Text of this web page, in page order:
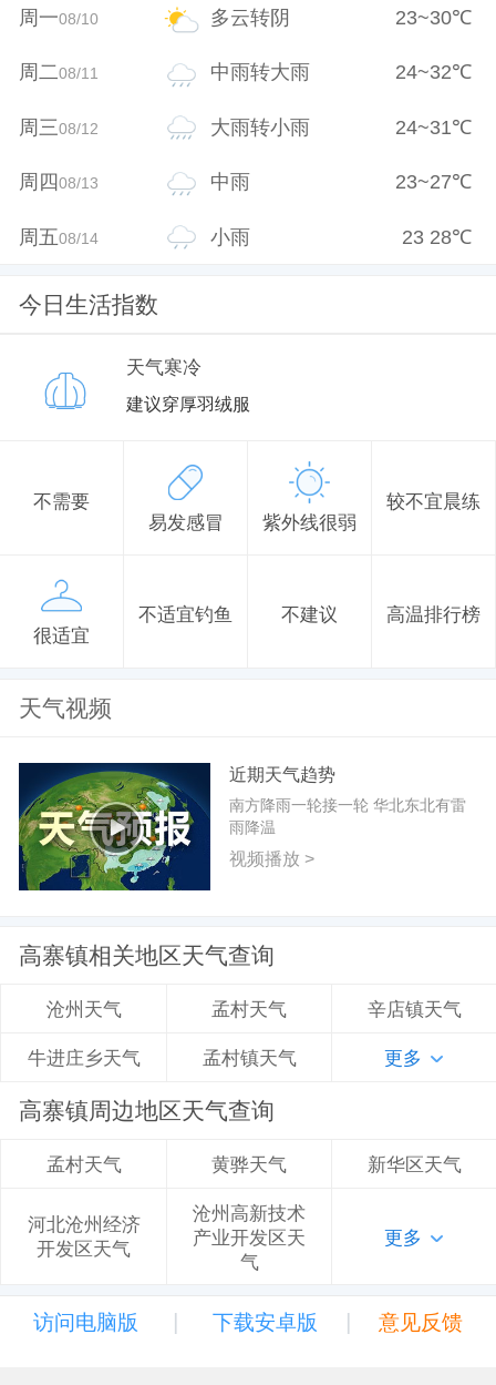
周一08/10 多云转阴 23~30℃
周二08/11 中雨转大雨 24~32℃
周三08/12 大雨转小雨 24~31℃
周四08/13 中雨 23~27℃
周五08/14 小雨 23 28℃
今日生活指数
天气寒冷
建议穿厚羽绒服
不需要
易发感冒
紫外线很弱
较不宜晨练
很适宜
不适宜钓鱼 不建议 高温排行榜
天气视频
近期天气趋势
南方降雨一轮接一轮 华北东北有雷
雨降温
视频播放 >
高寨镇相关地区天气查询
沧州天气 孟村天气 辛店镇天气
牛进庄乡天气 孟村镇天气 更多
高寨镇周边地区天气查询
孟村天气 黄骅天气 新华区天气
河北沧州经济
开发区天气
沧州高新技术
产业开发区天
气
更多
访问电脑版 | 下载安卓版 | 意见反馈